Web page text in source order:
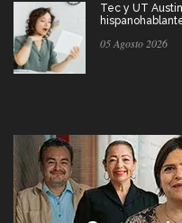
Tec y UT
05 Agosto 2026